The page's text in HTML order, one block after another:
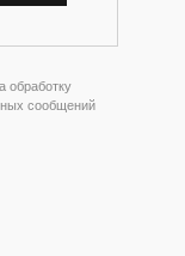
обработку
сообщений